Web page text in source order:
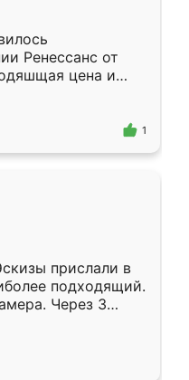
Ренессанс от
цена и
Приехавший
самый
1
прислали в
подходящий.
Через 3
Остались
Ренессанс